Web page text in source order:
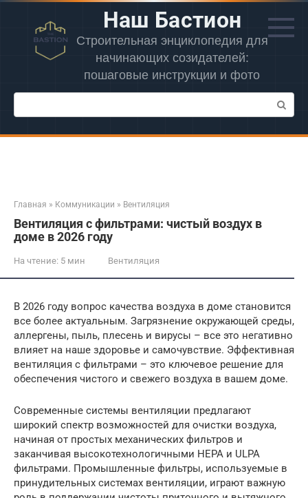
Перейти
контенту
Наш Бастион
Строительная энциклопедия для
начинающих созидателей:
пошаговые инструкции и фото
Поиск:
Главная » Коммуникации » Вентиляция
Вентиляция с фильтрами: чистый воздух в
доме в 2026 году
На чтение: 5 мин Вентиляция
В 2026 году вопрос качества воздуха в доме становится
все более актуальным. Загрязнение окружающей среды,
аллергены, пыль, плесень и вирусы – все это негативно
влияет на наше здоровье и самочувствие. Эффективная
вентиляция с фильтрами – это ключевое решение для
обеспечения чистого и свежего воздуха в вашем доме.
Современные системы вентиляции предлагают
широкий спектр возможностей для очистки воздуха,
начиная от простых механических фильтров и
заканчивая высокотехнологичными HEPA и ULPA
фильтрами. Промышленные фильтры, используемые в
принудительных системах вентиляции, играют важную